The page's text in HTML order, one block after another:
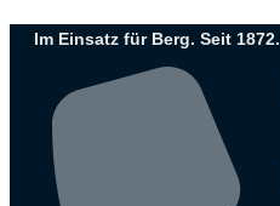
InhaltIm Einsatz für Berg. Seit 1872.